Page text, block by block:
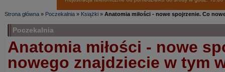
Strona główna » Poczekalnia » Książki » Anatomia miłości - nowe spojrzenie. Co
Poczekalnia
Anatomia miłości - nowe
nowego znajdziecie w tym